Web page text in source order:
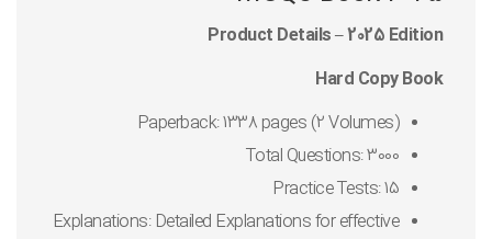
Product Details – 2025 Edition
Hard Copy Book
Paperback: 1338 pages (2 Volumes)
Total Questions: 3000
Practice Tests: 15
Explanations: Detailed Explanations for effective